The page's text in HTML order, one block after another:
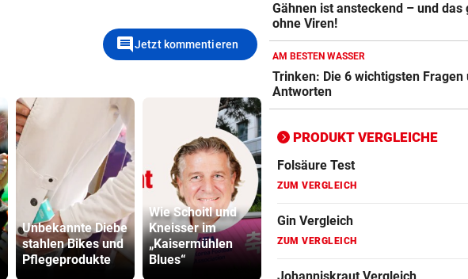
commentJetzt kommentieren
Unbekannte Diebe
stahlen Bikes und
Pflegeprodukte
Wie Schoitl und
Kneisser im
„Kaisermühlen
Blues“
Zwei OeSV-Boote
vor Los Angeles
im Medal Race
Gähnen ist ansteckend – und das
ohne Viren!
AM BESTEN WASSER
Trinken: Die 6 wichtigsten Fragen
Antworten
PRODUKT VERGLEICHE
ZUM VERGLEICH
Epilierer Vergleich
ZUM VERGLEICH
Fitbit Vergleich
ZUM VERGLEICH
Folsäure Test
ZUM VERGLEICH
Gin Vergleich
ZUM VERGLEICH